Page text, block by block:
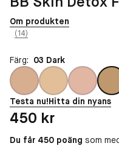
Om produkten
(14)
Färg: 03 Dark
Testa nu!Hitta din nyans
Pris: 450 kr
450 kr
Du får 450 poäng som